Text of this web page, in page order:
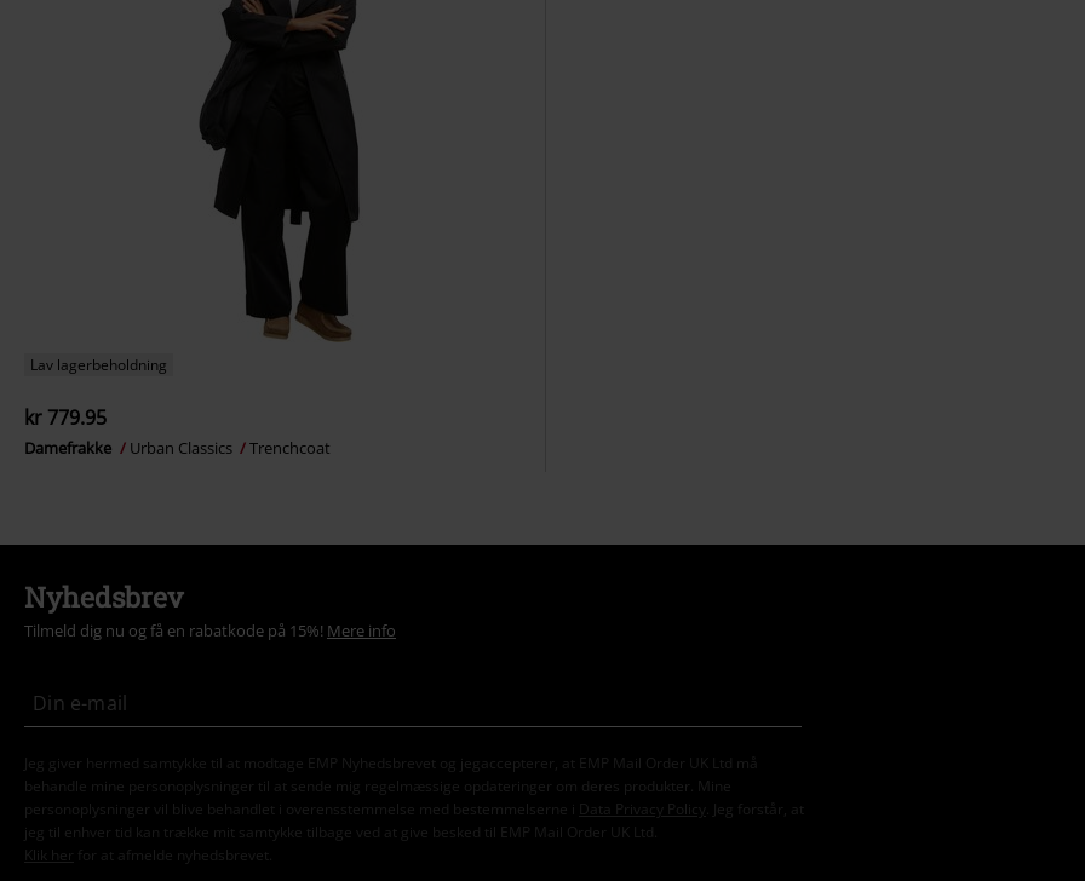
Lav lagerbeholdning
kr 779.95
Damefrakke Urban Classics Trenchcoat
Nyhedsbrev
Tilmeld dig nu og få en rabatkode på 15%! Mere info
Jeg giver hermed samtykke til at modtage EMP Nyhedsbrevet og jegaccepterer, at EMP Mail Order UK Ltd må
behandle mine personoplysninger til at sende mig regelmæssige opdateringer om deres produkter. Mine
personoplysninger vil blive behandlet i overensstemmelse med bestemmelserne i
Data Privacy Policy
. Jeg forstår, at
jeg til enhver tid kan trække mit samtykke tilbage ved at give besked til EMP Mail Order UK Ltd.
Klik her
for at afmelde nyhedsbrevet.